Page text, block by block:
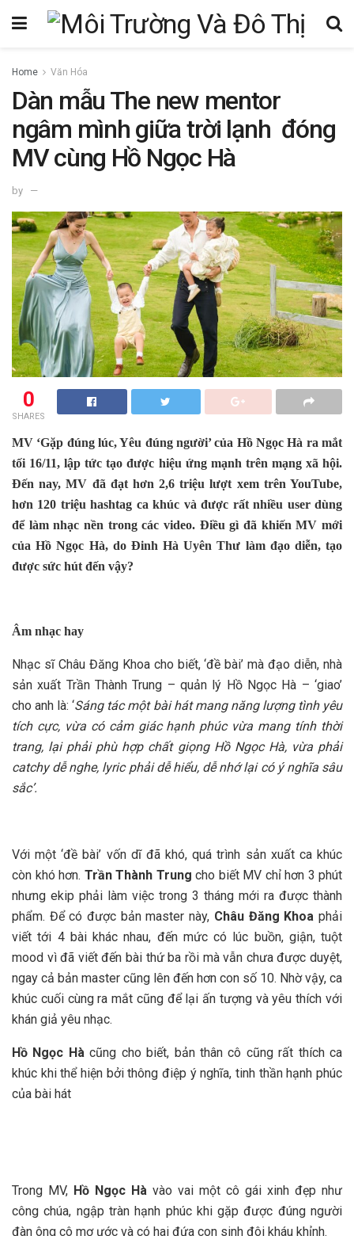
Home Văn Hóa
Dàn mẫu The new mentor
ngâm mình giữa trời lạnh đóng
MV cùng Hồ Ngọc Hà
by
0
SHARES
MV ‘Gặp đúng lúc, Yêu đúng người’ của Hồ Ngọc Hà ra mắt
tối 16/11, lập tức tạo được hiệu ứng mạnh trên mạng xã hội.
Đến nay, MV đã đạt hơn 2,6 triệu lượt xem trên YouTube,
hơn 120 triệu hashtag ca khúc và được rất nhiều user dùng
để làm nhạc nền trong các video. Điều gì đã khiến MV mới
của Hồ Ngọc Hà, do Đinh Hà Uyên Thư làm đạo diễn, tạo
được sức hút đến vậy?
Âm nhạc hay
Nhạc sĩ Châu Đăng Khoa cho biết, ‘đề bài’ mà đạo diễn, nhà
sản xuất Trần Thành Trung – quản lý Hồ Ngọc Hà – ‘giao’
cho anh là: ‘Sáng tác một bài hát mang năng lượng tình yêu
tích cực, vừa có cảm giác hạnh phúc vừa mang tính thời
trang, lại phải phù hợp chất giọng Hồ Ngọc Hà, vừa phải
catchy dễ nghe, lyric phải dễ hiểu, dễ nhớ lại có ý nghĩa sâu
sắc’.
Với một ‘đề bài’ vốn dĩ đã khó, quá trình sản xuất ca khúc
còn khó hơn. Trần Thành Trung cho biết MV chỉ hơn 3 phút
nhưng ekip phải làm việc trong 3 tháng mới ra được thành
phẩm. Để có được bản master này, Châu Đăng Khoa phải
viết tới 4 bài khác nhau, đến mức có lúc buồn, giận, tuột
mood vì đã viết đến bài thứ ba rồi mà vẫn chưa được duyệt,
ngay cả bản master cũng lên đến hơn con số 10. Nhờ vậy, ca
khúc cuối cùng ra mắt cũng để lại ấn tượng và yêu thích với
khán giả yêu nhạc.
Hồ Ngọc Hà cũng cho biết, bản thân cô cũng rất thích ca
khúc khi thể hiện bởi thông điệp ý nghĩa, tinh thần hạnh phúc
của bài hát
Trong MV, Hồ Ngọc Hà vào vai một cô gái xinh đẹp như
công chúa, ngập tràn hạnh phúc khi gặp được đúng người
đàn ông cô mơ ước và có hai đứa con sinh đôi kháu khỉnh.